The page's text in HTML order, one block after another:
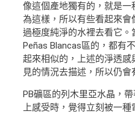
像這個產地獨有的，就是一
為這樣，所以有些看起來
過極度純淨的水裡去看它
Peñas Blancas區的，都有
起來相似的，上述的淨透
見的情況去描述，所以仍會
PB礦區的列木里亞水晶，
上感受時，覺得立刻被一